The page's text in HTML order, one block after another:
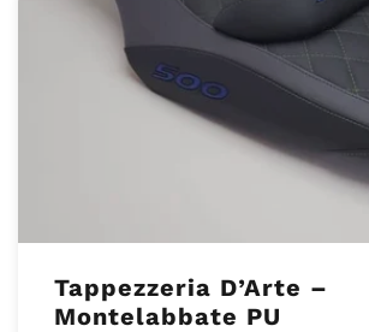
Tappezzeria D’Arte –
Montelabbate PU